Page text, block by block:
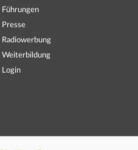
Führungen
Presse
Radiowerbung
Weiterbildung
Login